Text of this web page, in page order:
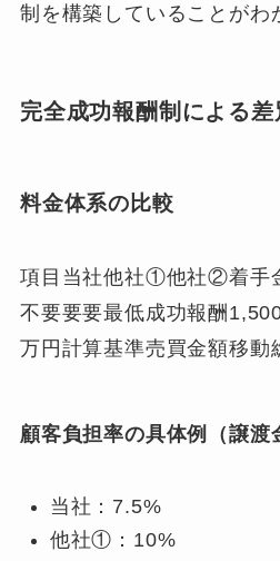
制を構築していることがわ
完全成功報酬制による差
料金体系の比較
項目当社他社①他社②着手
不要要要最低成功報酬
万円計算基準売買金額移動
顧客負担率の具体例（譲渡
当社：7.5%
他社①：10%